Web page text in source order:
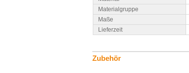
Materialgruppe
Maße
Lieferzeit
Zubehör